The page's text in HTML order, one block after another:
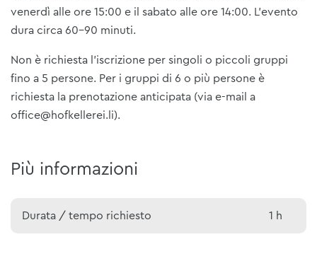
venerdì alle ore 15:00 e il sabato alle ore 14:00. L'evento
dura circa 60-90 minuti.
Non è richiesta l'iscrizione per singoli o piccoli gruppi
fino a 5 persone. Per i gruppi di 6 o più persone è
richiesta la prenotazione anticipata (via e-mail a
office@hofkellerei.li).
Più informazioni
Durata / tempo richiesto 1 h